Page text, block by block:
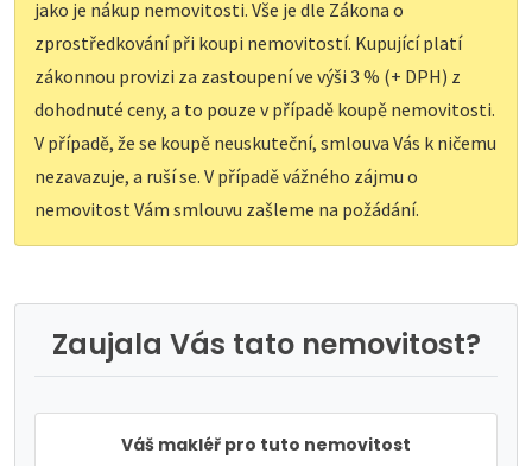
jako je nákup nemovitosti. Vše je dle Zákona o
zprostředkování při koupi nemovitostí. Kupující platí
zákonnou provizi za zastoupení ve výši 3 % (+ DPH) z
dohodnuté ceny, a to pouze v případě koupě nemovitosti.
V případě, že se koupě neuskuteční, smlouva Vás k ničemu
nezavazuje, a ruší se. V případě vážného zájmu o
nemovitost Vám smlouvu zašleme na požádání.
Zaujala Vás tato nemovitost?
Váš makléř pro tuto nemovitost